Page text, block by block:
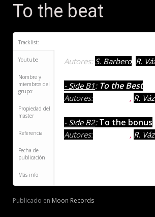
To the beat
Tracklist:
Youtube
Nombre y
miembros del
grupo:
Propiedad del
master
Referencia
Fecha de
publicación
Más info
Autores: S. Barbero R.
- Side B1: To the Best
Autores:S. Barbero , R.
- Side B2: To the bonus
Autores:S. Barbero , R.
Publicado en Moon Records